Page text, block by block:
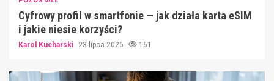
Cyfrowy profil w smartfonie — jak działa karta eSIM
i jakie niesie korzyści?
Karol Kucharski 23 lipca 2026 161